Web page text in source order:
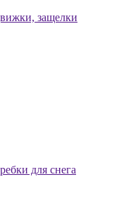
защелки
для снега